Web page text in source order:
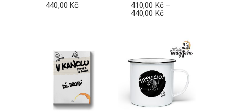
440,00 Kč 410,00Kč –
440,00KčRozpětí
440,00 Kč